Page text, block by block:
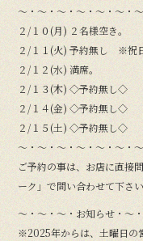
〜・〜・〜・〜・〜・〜・〜
２/１０(月) ２名様空き。
２/１１(火) 予約無し ※祝
２/１２(水) 満席。
２/１３(木) ◇予約無し◇
２/１４(金) ◇予約無し◇
２/１５(土) ◇予約無し◇
〜・〜・〜・〜・〜・〜・〜
ご予約の事は、お店に直接
ーク」で問い合わせて下さい
〜・〜・〜・お知らせ・〜
※2025年からは、土曜日の